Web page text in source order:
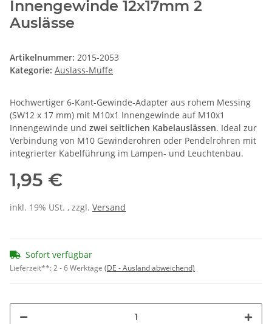
Innengewinde 12x17mm 2
Auslässe
Artikelnummer: 2015-2053
Kategorie: Auslass-Muffe
Hochwertiger 6-Kant-Gewinde-Adapter aus rohem Messing
(SW12 x 17 mm) mit M10x1 Innengewinde auf M10x1
Innengewinde und zwei seitlichen Kabelauslässen. Ideal zur
Verbindung von M10 Gewinderohren oder Pendelrohren mit
integrierter Kabelführung im Lampen- und Leuchtenbau.
1,95 €
inkl. 19% USt. , zzgl. Versand
Sofort verfügbar
Lieferzeit**:2 - 6 Werktage (DE - Ausland abweichend)